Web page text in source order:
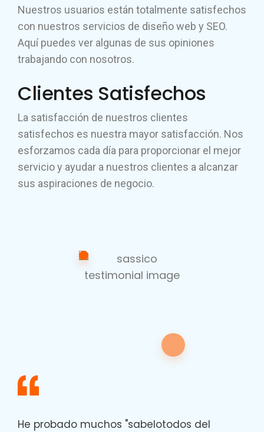
Nuestros usuarios están totalmente satisfechos
con nuestros servicios de diseño web y SEO.
Aquí puedes ver algunas de sus opiniones
trabajando con nosotros.
Clientes Satisfechos
La satisfacción de nuestros clientes
satisfechos es nuestra mayor satisfacción. Nos
esforzamos cada día para proporcionar el mejor
servicio y ayudar a nuestros clientes a alcanzar
sus aspiraciones de negocio.
He probado muchos "sabelotodos del